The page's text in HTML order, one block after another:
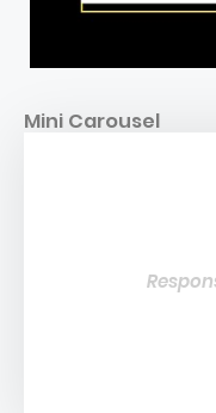
Mini Carousel